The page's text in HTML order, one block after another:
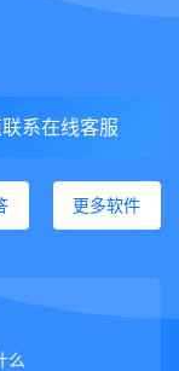
系在线客服
更多软件
么